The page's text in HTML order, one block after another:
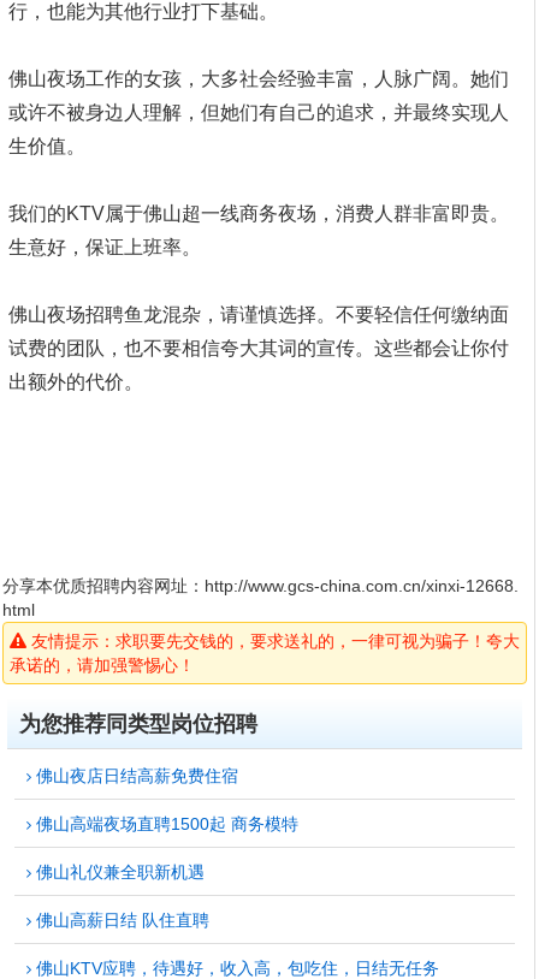
行，也能为其他行业打下基础。
佛山夜场工作的女孩，大多社会经验丰富，人脉广阔。她们
或许不被身边人理解，但她们有自己的追求，并最终实现人
生价值。
我们的KTV属于佛山超一线商务夜场，消费人群非富即贵。
生意好，保证上班率。
佛山夜场招聘鱼龙混杂，请谨慎选择。不要轻信任何缴纳面
试费的团队，也不要相信夸大其词的宣传。这些都会让你付
出额外的代价。
分享本优质招聘内容网址： http://www.gcs-china.com.cn/xinxi-12668.
html
友情提示：求职要先交钱的，要求送礼的，一律可视为骗子！夸大
承诺的，请加强警惕心！
为您推荐同类型岗位招聘
佛山夜店日结高薪免费住宿
佛山高端夜场直聘1500起 商务模特
佛山礼仪兼全职新机遇
佛山高薪日结 队住直聘
佛山KTV应聘，待遇好，收入高，包吃住，日结无任务